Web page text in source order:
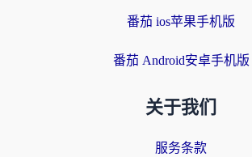
番茄 ios苹果手机版
番茄 Android安卓手机版
关于我们
服务条款